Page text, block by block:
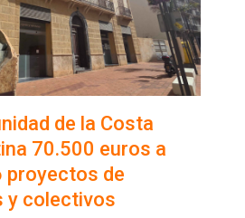
de la Costa
70.500 euros a
proyectos de
y colectivos